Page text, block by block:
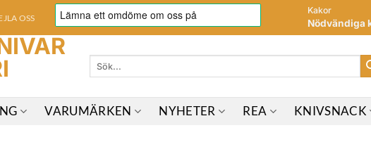
OSS
Kakor
Nödvändiga
Sök
VARUMÄRKEN NYHETER REA KNIVSNACK